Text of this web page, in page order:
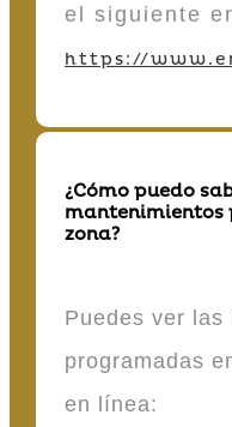
el siguiente
https://
¿Cómo puedo
mantenimientos
zona?
Puedes ver las
programadas
en línea: